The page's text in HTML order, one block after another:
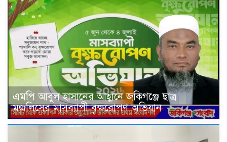
এমপি আবুল হাসানের আহ্বানে জকিগঞ্জে ছাত্র
মজলিসের মাসব্যাপী বৃক্ষরোপণ অভিযান